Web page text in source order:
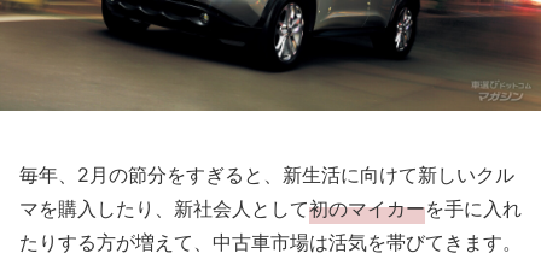
毎年、2月の節分をすぎると、新生活に向けて新しいクル
マを購入したり、新社会人として初のマイカーを手に入れ
たりする方が増えて、中古車市場は活気を帯びてきます。